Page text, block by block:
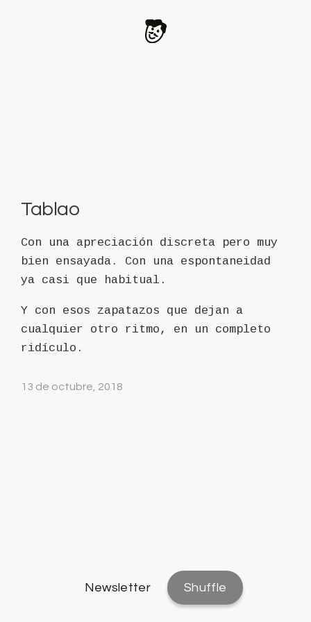
Tablao
Con una apreciación discreta pero muy
bien ensayada. Con una espontaneidad
ya casi que habitual.
Y con esos zapatazos que dejan a
cualquier otro ritmo, en un completo
ridículo.
13 de octubre, 2018
Newsletter Shuffle